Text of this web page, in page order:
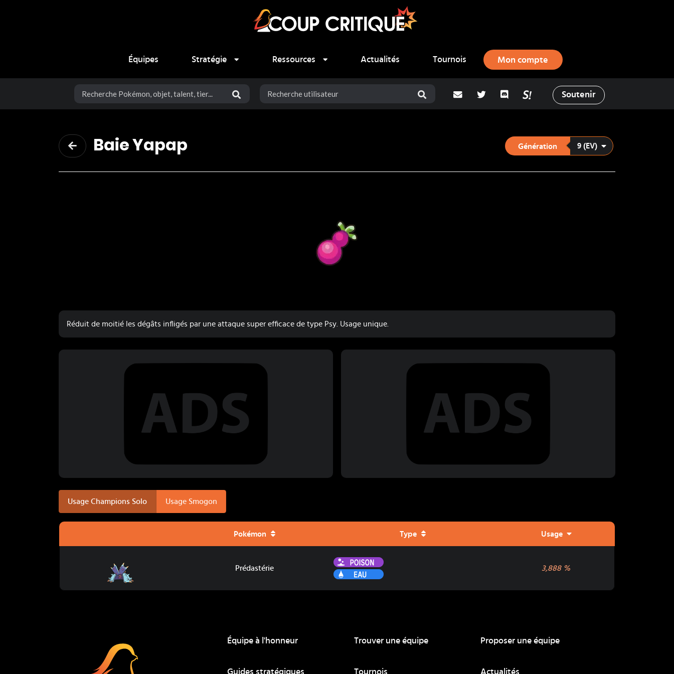
Équipes
Stratégie Ressources Actualités Tournois Mon compte
adresse email
Twitter DiscordLa Salty Room sur Pokémon
Soutenir
Baie Yapap Génération 9 (EV)
Réduit de moitié les dégâts infligés par une attaque super efficace de type Psy. Usage unique.
Usage Champions Solo Usage Smogon
Pokémon Type Usage
Prédastérie
Poison
Eau
3,888%
Équipe à l'honneur Trouver une équipe Proposer une équipe
Guides stratégiques Tournois Actualités